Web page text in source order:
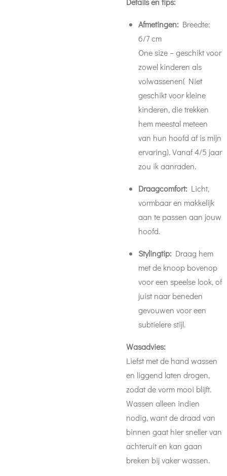
Afmetingen: Breedte:
6/7 cm
One size – geschikt voor
zowel kinderen als
volwassenen( Niet
geschikt voor kleine
kinderen, die trekken
hem meestal meteen
van hun hoofd af is mijn
ervaring). Vanaf 4/5 jaar
zou ik aanraden.
Draagcomfort: Licht,
vormbaar en makkelijk
aan te passen aan jouw
hoofd.
Stylingtip: Draag hem
met de knoop bovenop
voor een speelse look, of
juist naar beneden
gevouwen voor een
subtielere stijl.
Wasadvies:
Liefst met de hand wassen
en liggend laten drogen,
zodat de vorm mooi blijft.
Wassen alleen indien
nodig, want de draad van
binnen gaat hier sneller van
achteruit en kan gaan
breken bij vaker wassen.